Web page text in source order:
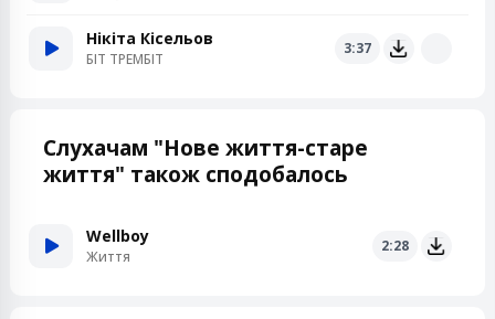
Нікіта Кісельов
БІТ ТРЕМБІТ
3:37
Слухачам "Нове життя-старе
життя" також сподобалось
Wellboy
Життя
2:28